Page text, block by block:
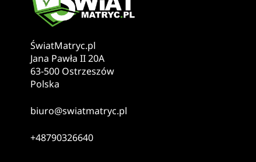
ŚwiatMatryc.pl
Jana Pawła II 20A
63-500 Ostrzeszów
Polska
biuro@swiatmatryc.pl
+48790326640